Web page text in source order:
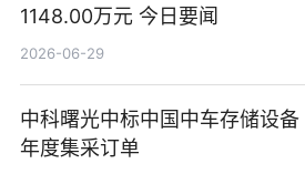
1148.00万元 今日要闻
2026-06-29
中科曙光中标中国中车存储设备
年度集采订单